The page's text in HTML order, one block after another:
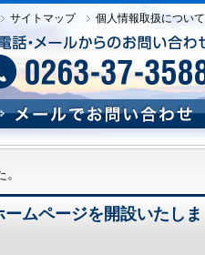
サイトマップ 個人情報取扱について
ムページを開設いたしま